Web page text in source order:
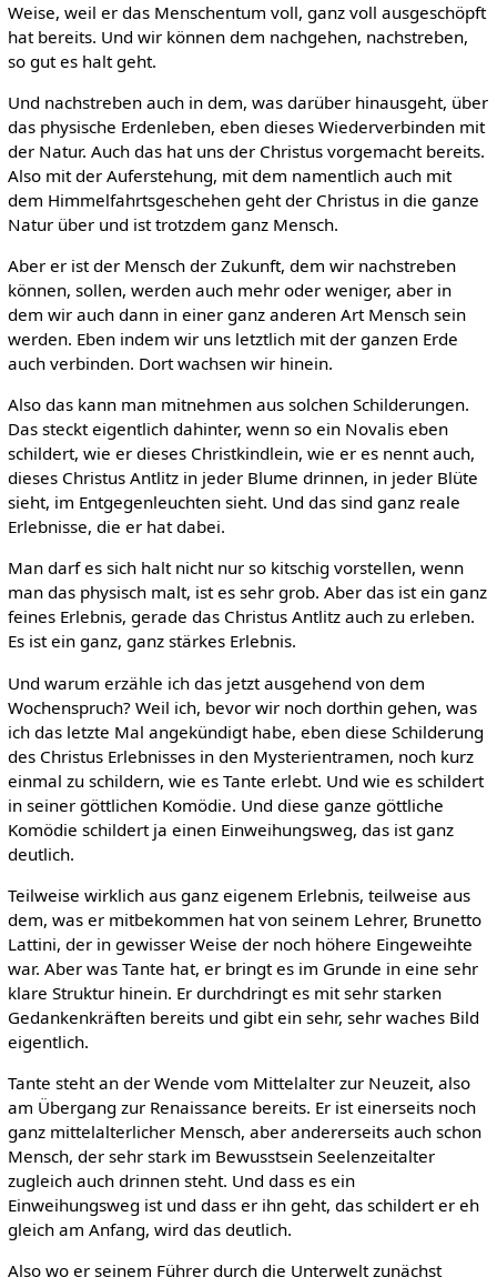
Weise, weil er das Menschentum voll, ganz voll ausgeschöpft
hat bereits. Und wir können dem nachgehen, nachstreben,
so gut es halt geht.
Und nachstreben auch in dem, was darüber hinausgeht, über
das physische Erdenleben, eben dieses Wiederverbinden mit
der Natur. Auch das hat uns der Christus vorgemacht bereits.
Also mit der Auferstehung, mit dem namentlich auch mit
dem Himmelfahrtsgeschehen geht der Christus in die ganze
Natur über und ist trotzdem ganz Mensch.
Aber er ist der Mensch der Zukunft, dem wir nachstreben
können, sollen, werden auch mehr oder weniger, aber in
dem wir auch dann in einer ganz anderen Art Mensch sein
werden. Eben indem wir uns letztlich mit der ganzen Erde
auch verbinden. Dort wachsen wir hinein.
Also das kann man mitnehmen aus solchen Schilderungen.
Das steckt eigentlich dahinter, wenn so ein Novalis eben
schildert, wie er dieses Christkindlein, wie er es nennt auch,
dieses Christus Antlitz in jeder Blume drinnen, in jeder Blüte
sieht, im Entgegenleuchten sieht. Und das sind ganz reale
Erlebnisse, die er hat dabei.
Man darf es sich halt nicht nur so kitschig vorstellen, wenn
man das physisch malt, ist es sehr grob. Aber das ist ein ganz
feines Erlebnis, gerade das Christus Antlitz auch zu erleben.
Es ist ein ganz, ganz stärkes Erlebnis.
Und warum erzähle ich das jetzt ausgehend von dem
Wochenspruch? Weil ich, bevor wir noch dorthin gehen, was
ich das letzte Mal angekündigt habe, eben diese Schilderung
des Christus Erlebnisses in den Mysterientramen, noch kurz
einmal zu schildern, wie es Tante erlebt. Und wie es schildert
in seiner göttlichen Komödie. Und diese ganze göttliche
Komödie schildert ja einen Einweihungsweg, das ist ganz
deutlich.
Teilweise wirklich aus ganz eigenem Erlebnis, teilweise aus
dem, was er mitbekommen hat von seinem Lehrer, Brunetto
Lattini, der in gewisser Weise der noch höhere Eingeweihte
war. Aber was Tante hat, er bringt es im Grunde in eine sehr
klare Struktur hinein. Er durchdringt es mit sehr starken
Gedankenkräften bereits und gibt ein sehr, sehr waches Bild
eigentlich.
Tante steht an der Wende vom Mittelalter zur Neuzeit, also
am Übergang zur Renaissance bereits. Er ist einerseits noch
ganz mittelalterlicher Mensch, aber andererseits auch schon
Mensch, der sehr stark im Bewusstsein Seelenzeitalter
zugleich auch drinnen steht. Und dass es ein
Einweihungsweg ist und dass er ihn geht, das schildert er eh
gleich am Anfang, wird das deutlich.
Also wo er seinem Führer durch die Unterwelt zunächst